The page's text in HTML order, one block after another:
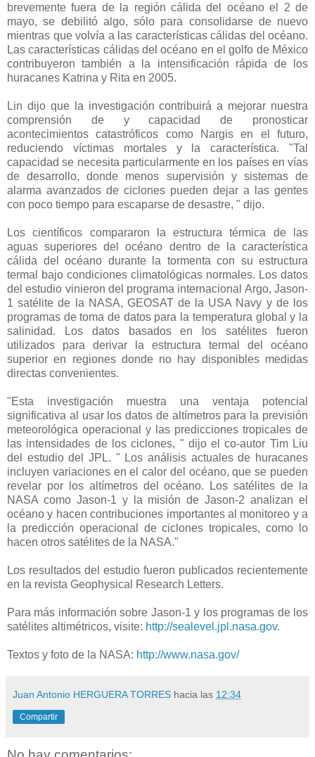
brevemente fuera de la región cálida del océano el 2 de
mayo, se debilitó algo, sólo para consolidarse de nuevo
mientras que volvía a las características cálidas del océano.
Las características cálidas del océano en el golfo de México
contribuyeron también a la intensificación rápida de los
huracanes Katrina y Rita en 2005.
Lin dijo que la investigación contribuirá a mejorar nuestra
comprensión de y capacidad de pronosticar
acontecimientos catastróficos como Nargis en el futuro,
reduciendo víctimas mortales y la característica. "Tal
capacidad se necesita particularmente en los países en vías
de desarrollo, donde menos supervisión y sistemas de
alarma avanzados de ciclones pueden dejar a las gentes
con poco tiempo para escaparse de desastre, " dijo.
Los científicos compararon la estructura térmica de las
aguas superiores del océano dentro de la característica
cálida del océano durante la tormenta con su estructura
termal bajo condiciones climatológicas normales. Los datos
del estudio vinieron del programa internacional Argo, Jason-
1 satélite de la NASA, GEOSAT de la USA Navy y de los
programas de toma de datos para la temperatura global y la
salinidad. Los datos basados en los satélites fueron
utilizados para derivar la estructura termal del océano
superior en regiones donde no hay disponibles medidas
directas convenientes.
"Esta investigación muestra una ventaja potencial
significativa al usar los datos de altímetros para la previsión
meteorológica operacional y las predicciones tropicales de
las intensidades de los ciclones, " dijo el co-autor Tim Liu
del estudio del JPL. " Los análisis actuales de huracanes
incluyen variaciones en el calor del océano, que se pueden
revelar por los altímetros del océano. Los satélites de la
NASA como Jason-1 y la misión de Jason-2 analizan el
océano y hacen contribuciones importantes al monitoreo y a
la predicción operacional de ciclones tropicales, como lo
hacen otros satélites de la NASA."
Los resultados del estudio fueron publicados recientemente
en la revista Geophysical Research Letters.
Para más información sobre Jason-1 y los programas de los
satélites altimétricos, visite: http://sealevel.jpl.nasa.gov.
Textos y foto de la NASA: http://www.nasa.gov/
Juan Antonio HERGUERA TORRES hacia las 12:34
Compartir